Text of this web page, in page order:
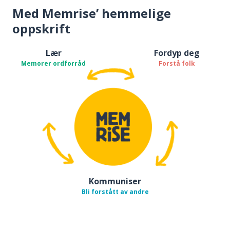
Med Memrise’ hemmelige
oppskrift
Lær
Memorer ordforråd
Fordyp deg
Forstå folk
Kommuniser
Bli forstått av andre